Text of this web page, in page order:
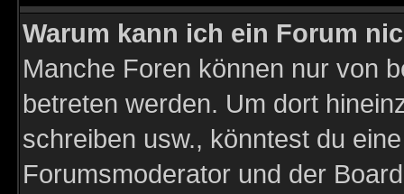
Warum kann ich ein Forum
Manche Foren können nur von
betreten werden. Um dort
schreiben usw., könntest du
Forumsmoderator und der